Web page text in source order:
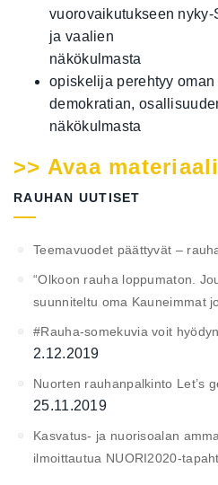
vuorovaikutukseen
ja vaalien
näkökulmasta
opiskelija perehtyy
demokratian,
näkökulmasta
>> Avaa
RAUHAN UUTISET
Teemavuodet päättyvät –
“Olkoon rauha loppumaton.
suunniteltu oma Kauneimmat
#Rauha-somekuvia voit
2.12.2019
Nuorten rauhanpalkinto Let’s
25.11.2019
Kasvatus- ja nuorisoalan
ilmoittautua NUORI2020-